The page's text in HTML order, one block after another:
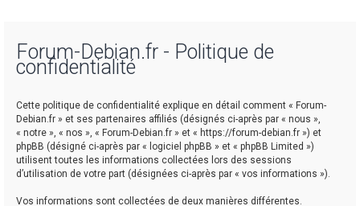
Forum-Debian.fr - Politique de
confidentialité
Cette politique de confidentialité explique en détail comment « Forum-
Debian.fr » et ses partenaires affiliés (désignés ci-après par « nous »,
« notre », « nos », « Forum-Debian.fr » et « https://forum-debian.fr ») et
phpBB (désigné ci-après par « logiciel phpBB » et « phpBB Limited »)
utilisent toutes les informations collectées lors des sessions
d’utilisation de votre part (désignées ci-après par « vos informations »).
Vos informations sont collectées de deux manières différentes.